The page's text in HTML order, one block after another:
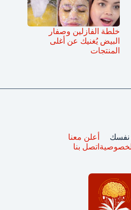
خلطة الفازلين وصفار
البيض يُغنيك عن أغلى
المنتجات
أعلن معنا
اتصل بنا